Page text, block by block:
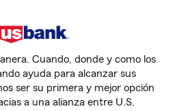
Cuando, donde y como los
ayuda para alcanzar sus
ser su primera y mejor opción
a una alianza entre U.S.